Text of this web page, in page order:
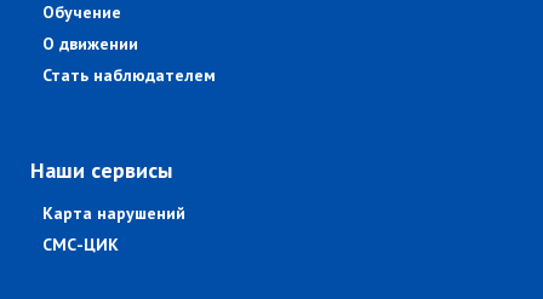
Обучение
О движении
Стать наблюдателем
Наши сервисы
Карта нарушений
СМС-ЦИК